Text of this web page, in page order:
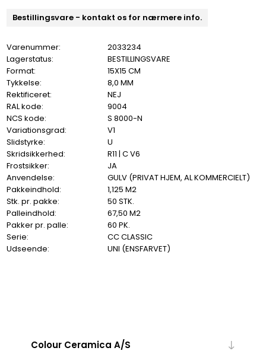
Bestillingsvare - kontakt os for nærmere info.
Varenummer:
2033234
Lagerstatus:
BESTILLINGSVARE
Format:
15X15 CM
Tykkelse:
8,0 MM
Rektificeret:
NEJ
RAL kode:
9004
NCS kode:
S 8000-N
Variationsgrad:
V1
Slidstyrke:
U
Skridsikkerhed:
R11 | C V6
Frostsikker:
JA
Anvendelse:
GULV (PRIVAT HJEM, AL KOMMERCIELT)
Pakkeindhold:
1,125 M2
Stk. pr. pakke:
50 STK.
Palleindhold:
67,50 M2
Pakker pr. palle:
60 PK.
Serie:
CC CLASSIC
Udseende:
UNI (ENSFARVET)
Colour Ceramica A/S